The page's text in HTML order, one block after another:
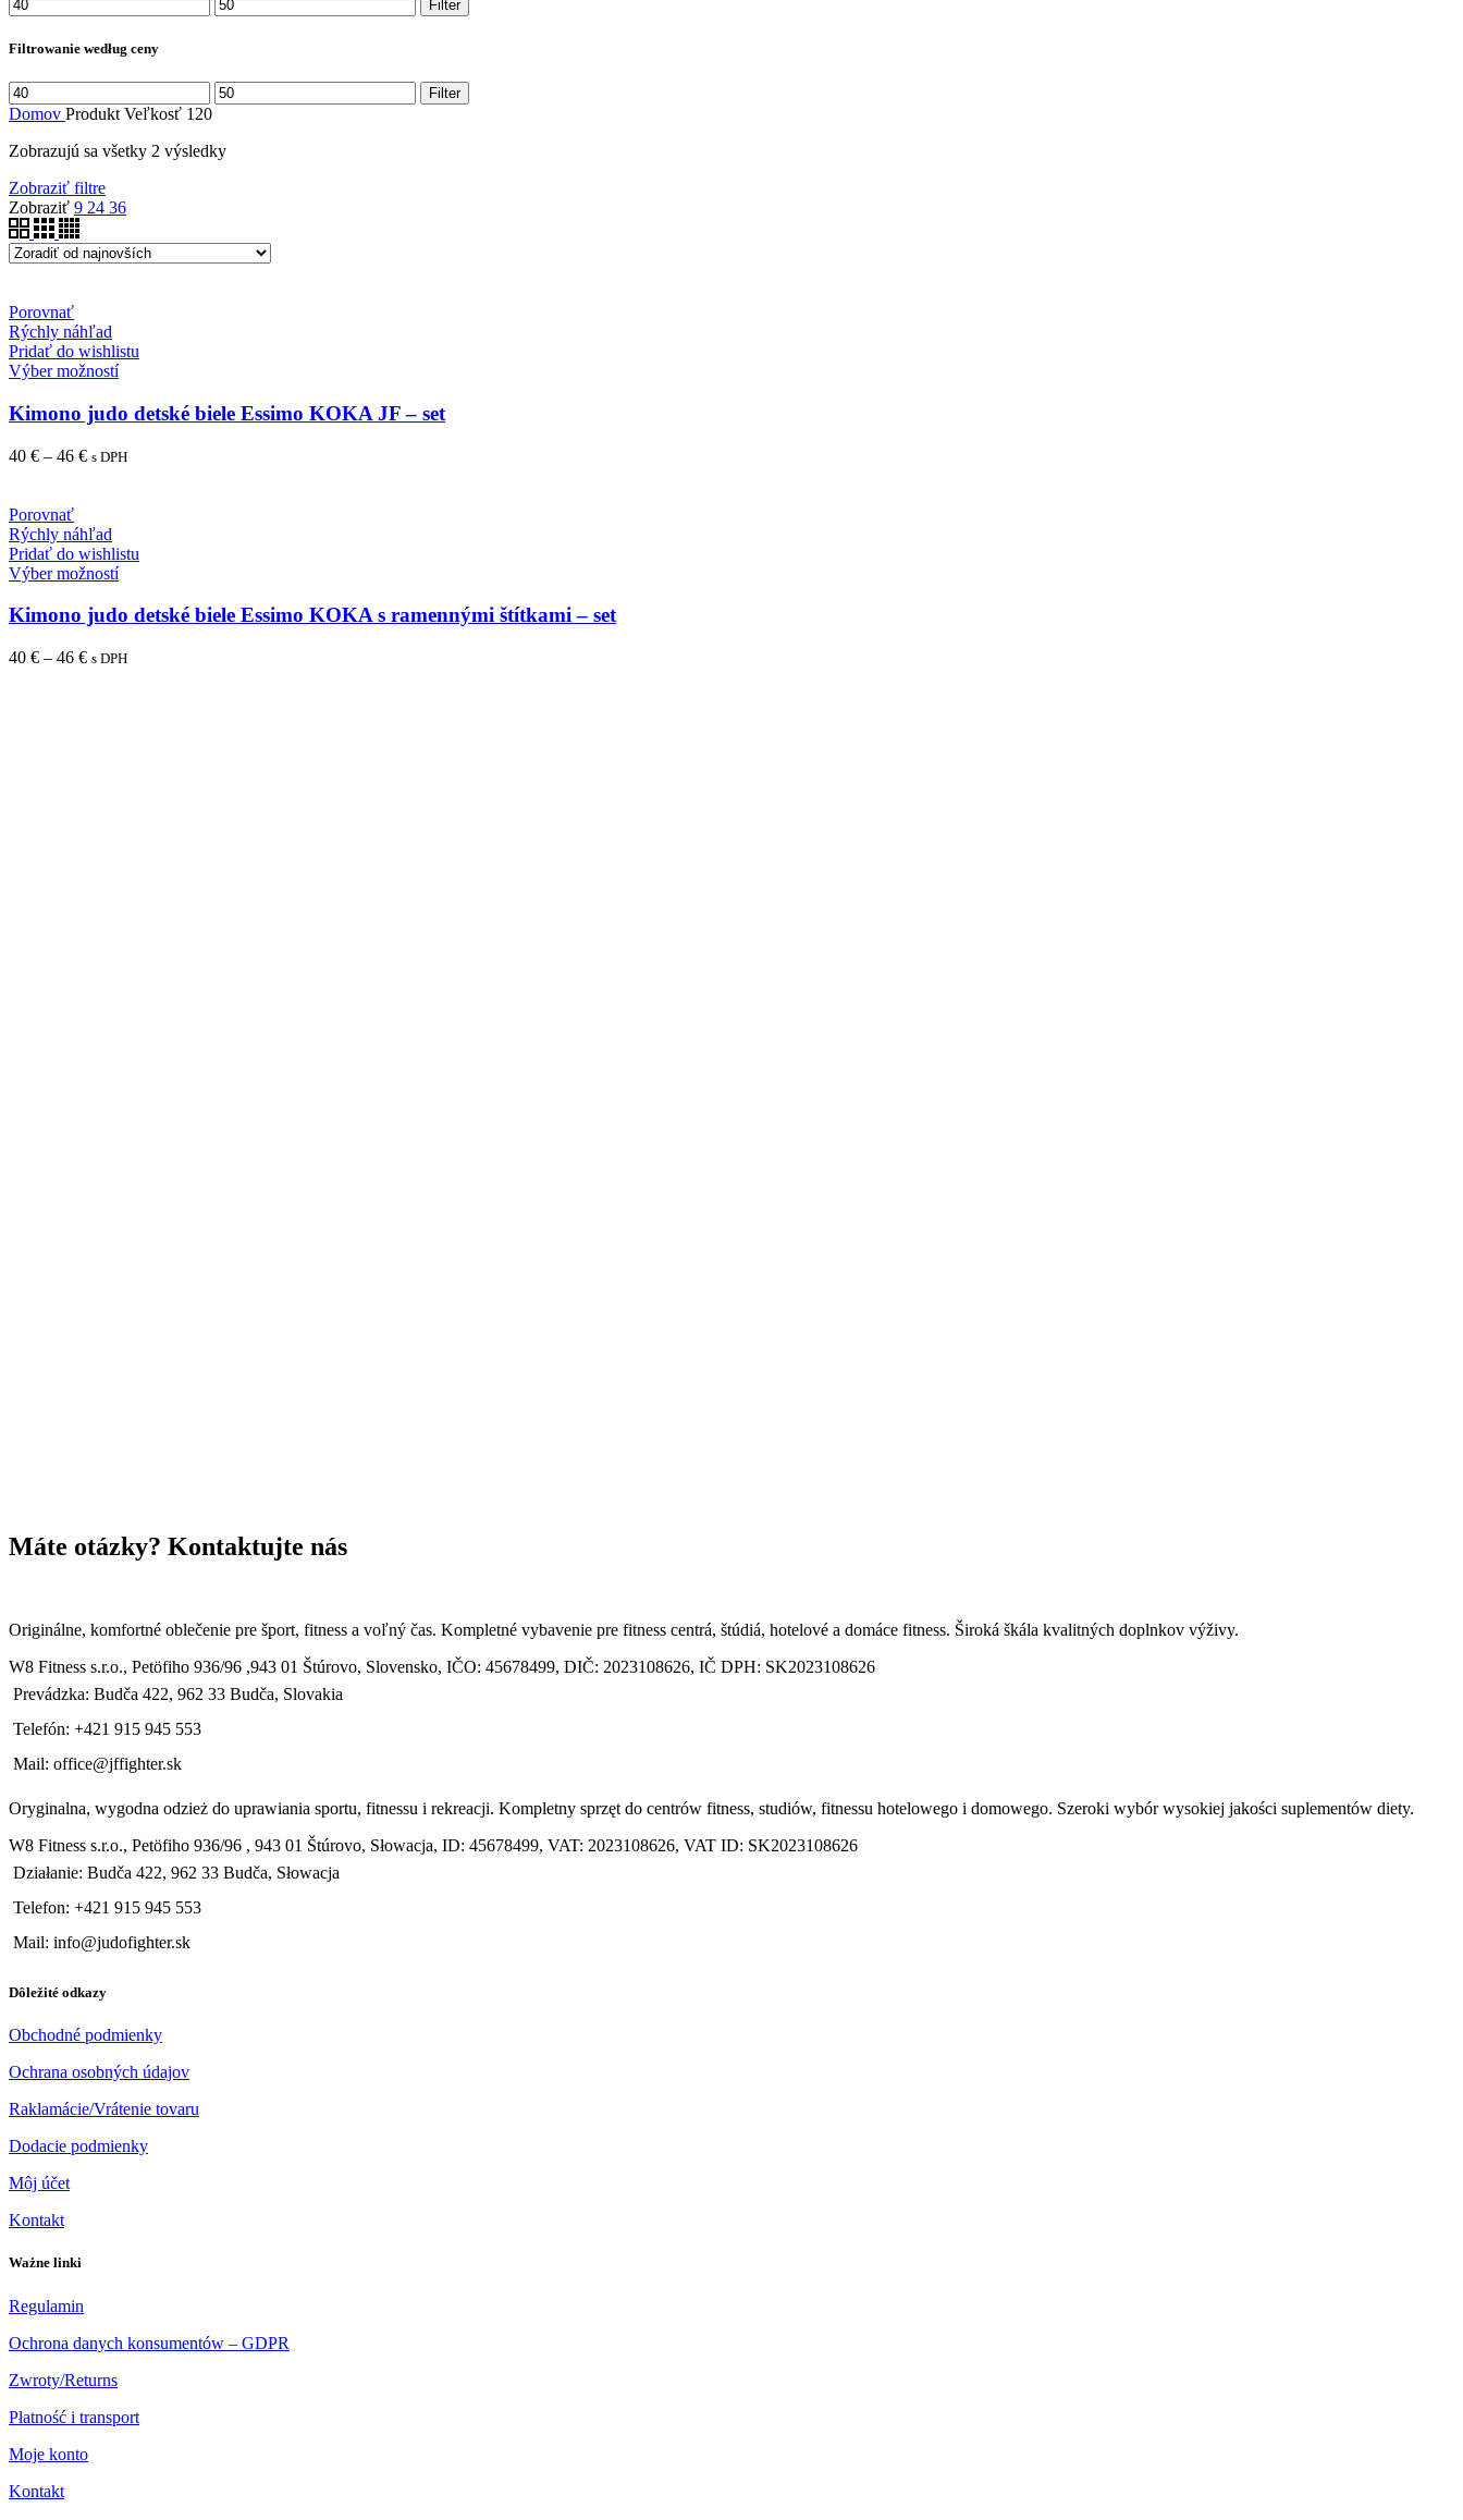
cena
cena
Filter
Filtrowanie według ceny
Minimálna
cena
Maximálna
cena
Filter
Domov Produkt Veľkosť 120
Zobrazujú sa všetky 2 výsledky
Zobraziť filtre
Zobraziť 9 24 36
Porovnať
Rýchly náhľad
Pridať do wishlistu
Výber možností
Kimono judo detské biele Essimo KOKA JF – set
40 € – 46 € s DPH
Porovnať
Rýchly náhľad
Pridať do wishlistu
Výber možností
Kimono judo detské biele Essimo KOKA s ramennými štítkami – set
40 € – 46 € s DPH
Máte otázky? Kontaktujte nás
Originálne, komfortné oblečenie pre šport, fitness a voľný čas. Kompletné vybavenie pre fitness centrá, štúdiá, hotelové a domáce fitness. Široká škála kvalitných doplnkov výživy.
W8 Fitness s.r.o., Petöfiho 936/96 ,943 01 Štúrovo, Slovensko, IČO: 45678499, DIČ: 2023108626, IČ DPH: SK2023108626
Prevádzka: Budča 422, 962 33 Budča, Slovakia
Telefón: +421 915 945 553
Mail: office@jffighter.sk
Oryginalna, wygodna odzież do uprawiania sportu, fitnessu i rekreacji. Kompletny sprzęt do centrów fitness, studiów, fitnessu hotelowego i domowego. Szeroki wybór wysokiej jakości suplementów diety.
W8 Fitness s.r.o., Petöfiho 936/96 , 943 01 Štúrovo, Słowacja, ID: 45678499, VAT: 2023108626, VAT ID: SK2023108626
Działanie: Budča 422, 962 33 Budča, Słowacja
Telefon: +421 915 945 553
Mail: info@judofighter.sk
Dôležité odkazy
Obchodné podmienky
Ochrana osobných údajov
Raklamácie/Vrátenie tovaru
Dodacie podmienky
Môj účet
Kontakt
Ważne linki
Regulamin
Ochrona danych konsumentów – GDPR
Zwroty/Returns
Płatność i transport
Moje konto
Kontakt